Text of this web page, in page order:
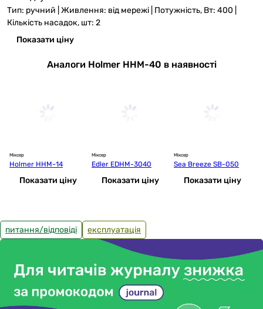
Тип: ручний | Живлення: від мережі | Потужність, Вт: 400 |
Кількість насадок, шт: 2
Показати ціну
Аналоги Holmer HHM-40 в наявності
Міксер
Holmer HHM-14
Показати ціну
Міксер
Edler EDHM-3040
Показати ціну
Міксер
Sea Breeze SB-050
Показати ціну
питання/відповіді експлуатація